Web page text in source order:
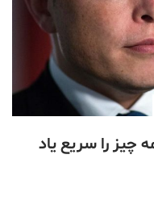
چیز را سریع یاد